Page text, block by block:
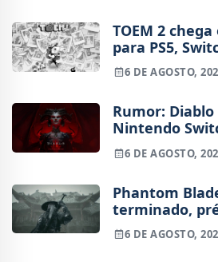
TOEM 2
para PS5,
6 DE AGOSTO,
Rumor:
Nintendo
e vai custar o
novo
6 DE AGOSTO,
Phantom
terminado,
começam na
6 DE AGOSTO,